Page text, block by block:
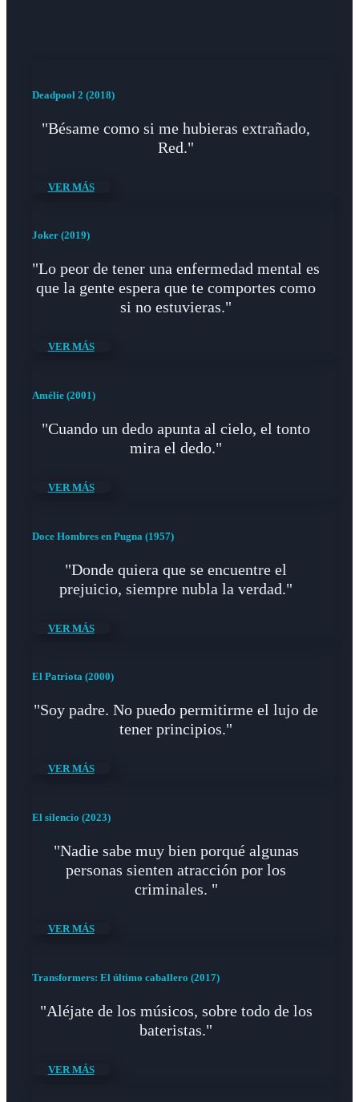
Deadpool 2 (2018)
"Bésame como si me hubieras extrañado,
Red."
VER MÁS
Joker (2019)
"Lo peor de tener una enfermedad mental es
que la gente espera que te comportes como
si no estuvieras."
VER MÁS
Amélie (2001)
"Cuando un dedo apunta al cielo, el tonto
mira el dedo."
VER MÁS
Doce Hombres en Pugna (1957)
"Donde quiera que se encuentre el
prejuicio, siempre nubla la verdad."
VER MÁS
El Patriota (2000)
"Soy padre. No puedo permitirme el lujo de
tener principios."
VER MÁS
El silencio (2023)
"Nadie sabe muy bien porqué algunas
personas sienten atracción por los
criminales. "
VER MÁS
Transformers: El último caballero (2017)
"Aléjate de los músicos, sobre todo de los
bateristas."
VER MÁS